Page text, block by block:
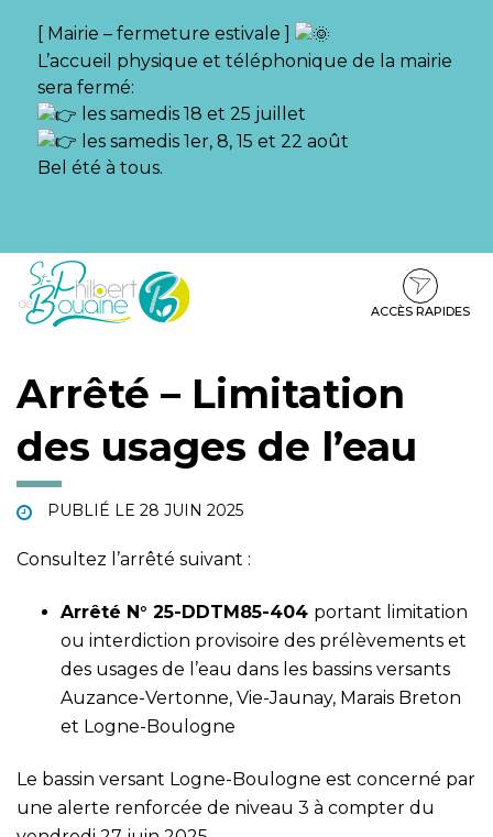
[ Mairie – fermeture estivale ]
L’accueil physique et téléphonique de la mairie
sera fermé:
les samedis 18 et 25 juillet
les samedis 1er, 8, 15 et 22 août
Bel été à tous.
Aller
Aller
contenu
Aller
pied
ACCÈS RAPIDES
Arrêté – Limitation
des usages de l’eau
PUBLIÉ LE 28 JUIN 2025
Consultez l’arrêté suivant :
Arrêté N° 25-DDTM85-404 portant limitation
ou interdiction provisoire des prélèvements et
des usages de l’eau dans les bassins versants
Auzance-Vertonne, Vie-Jaunay, Marais Breton
et Logne-Boulogne
Le bassin versant Logne-Boulogne est concerné par
une alerte renforcée de niveau 3 à compter du